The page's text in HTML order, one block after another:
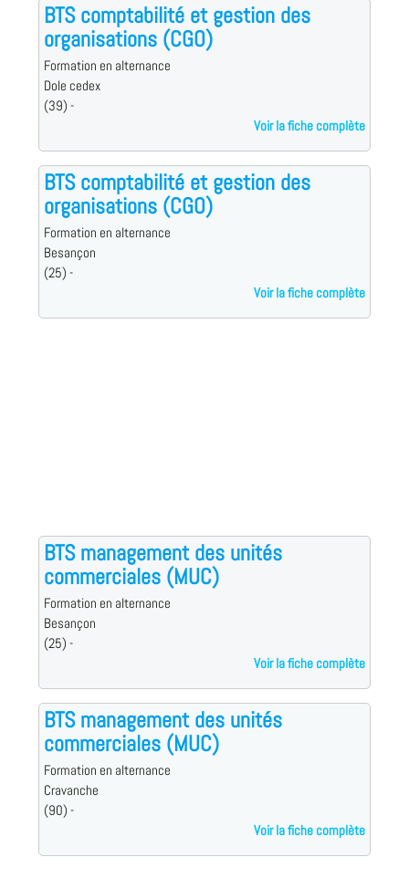
BTS comptabilité et gestion des
organisations (CGO)
Formation en alternance
Dole cedex
(39) -
Voir la fiche complète
BTS comptabilité et gestion des
organisations (CGO)
Formation en alternance
Besançon
(25) -
Voir la fiche complète
BTS management des unités
commerciales (MUC)
Formation en alternance
Besançon
(25) -
Voir la fiche complète
BTS management des unités
commerciales (MUC)
Formation en alternance
Cravanche
(90) -
Voir la fiche complète